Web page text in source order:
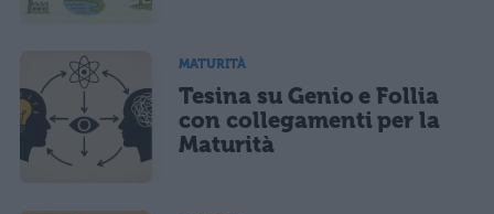
MATURITÀ
Tesina su Genio e Follia
con collegamenti per la
Maturità